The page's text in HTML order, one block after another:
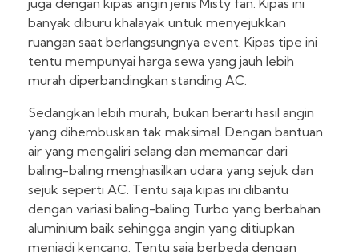
juga dengan kipas angin jenis Misty fan. Kipas ini
banyak diburu khalayak untuk menyejukkan
ruangan saat berlangsungnya event. Kipas tipe ini
tentu mempunyai harga sewa yang jauh lebih
murah diperbandingkan standing AC.
Sedangkan lebih murah, bukan berarti hasil angin
yang dihembuskan tak maksimal. Dengan bantuan
air yang mengaliri selang dan memancar dari
baling-baling menghasilkan udara yang sejuk dan
sejuk seperti AC. Tentu saja kipas ini dibantu
dengan variasi baling-baling Turbo yang berbahan
aluminium baik sehingga angin yang ditiupkan
menjadi kencang. Tentu saja berbeda dengan